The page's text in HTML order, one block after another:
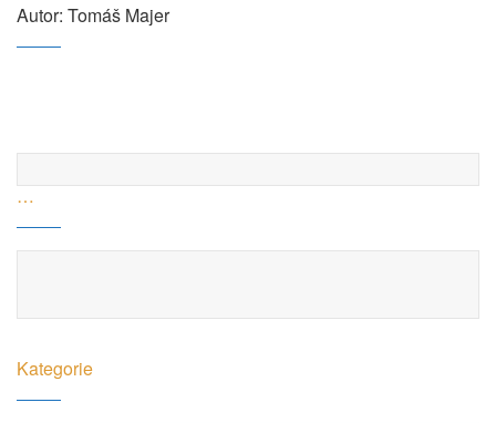
Autor: Tomáš Majer
…
Kategorie